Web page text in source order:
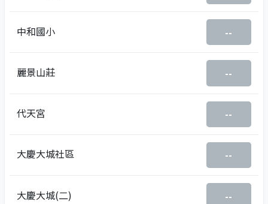
中和國小 --
麗景山莊 --
代天宮 --
大慶大城社區 --
大慶大城(二) --